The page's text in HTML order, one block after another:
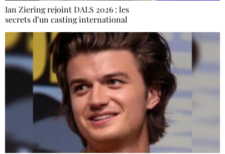
Ian Ziering rejoint DALS 2026 : les
secrets d’un casting international